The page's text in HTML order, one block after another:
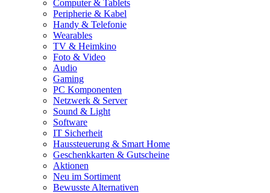
Computer & Tablets
Peripherie & Kabel
Handy & Telefonie
Wearables
TV & Heimkino
Foto & Video
Audio
Gaming
PC Komponenten
Netzwerk & Server
Sound & Light
Software
IT Sicherheit
Haussteuerung & Smart Home
Geschenkkarten & Gutscheine
Aktionen
Neu im Sortiment
Bewusste Alternativen